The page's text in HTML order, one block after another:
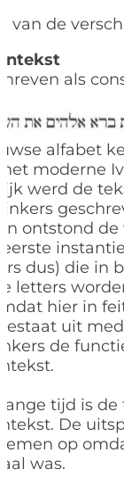
van de
als
alfabet
moderne
werd de
ontstond
dus) die in
letters
hier in
uit
de
tijd is
De
op
was.